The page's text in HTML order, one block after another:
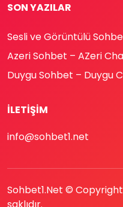
SON YAZILAR
Sesli ve Görüntülü
Azeri Sohbet – AZeri
Duygu Sohbet – Duygu
İLETIŞIM
info@sohbet1.net
Sohbet1.Net ©